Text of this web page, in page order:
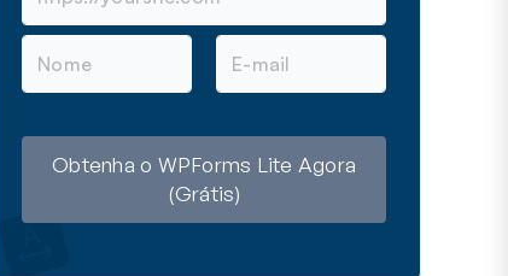
N
m
E
m
Obtenha o WPForms Lite Agora
(Grátis)